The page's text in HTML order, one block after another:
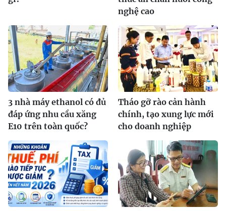
nghệ cao
3 nhà máy ethanol có đủ
đáp ứng nhu cầu xăng
E10 trên toàn quốc?
Tháo gỡ rào cản hành
chính, tạo xung lực mới
cho doanh nghiệp